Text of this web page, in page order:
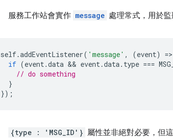
服務工作站會實作 message 處理常式，用於監
self.addEventListener( 'message' , (event) =>
if (event.data && event.data. type ===
// do something
}
});
{type : 'MSG_ID'} 屬性並非絕對必要，但